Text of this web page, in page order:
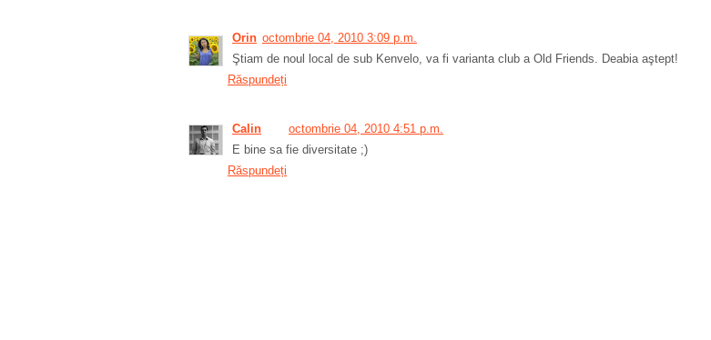
Orin octombrie 04, 2010 3:09 p.m.
Ştiam de noul local de sub Kenvelo, va fi varianta club a Old Friends. Deabia aştept!
Răspundeți
Calin
octombrie 04, 2010 4:51 p.m.
E bine sa fie diversitate ;)
Răspundeți